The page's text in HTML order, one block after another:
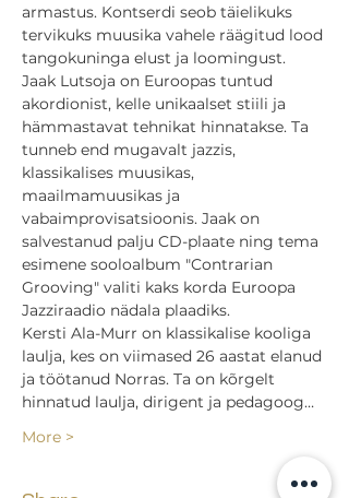
armastus. Kontserdi seob täielikuks
tervikuks muusika vahele räägitud lood
tangokuninga elust ja loomingust.
Jaak Lutsoja on Euroopas tuntud
akordionist, kelle unikaalset stiili ja
hämmastavat tehnikat hinnatakse. Ta
tunneb end mugavalt jazzis,
klassikalises muusikas,
maailmamuusikas ja
vabaimprovisatsioonis. Jaak on
salvestanud palju CD-plaate ning tema
esimene sooloalbum "Contrarian
Grooving" valiti kaks korda Euroopa
Jazziraadio nädala plaadiks.
Kersti Ala-Murr on klassikalise kooliga
laulja, kes on viimased 26 aastat elanud
ja töötanud Norras. Ta on kõrgelt
hinnatud laulja, dirigent ja pedagoog…
More >